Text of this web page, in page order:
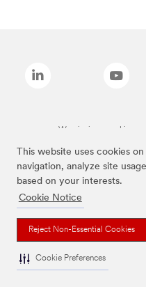
This website uses cookies
navigation, analyze site
based on your interests.
Cookie Notice
Reject Non-Essential Cookies
Cookie Preferences
Wymienione marki są